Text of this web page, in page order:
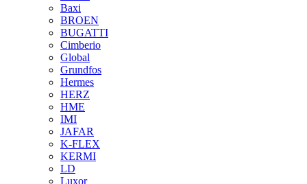
Baxi
BROEN
BUGATTI
Cimberio
Global
Grundfos
Hermes
HERZ
HME
IMI
JAFAR
K-FLEX
KERMI
LD
Luxor